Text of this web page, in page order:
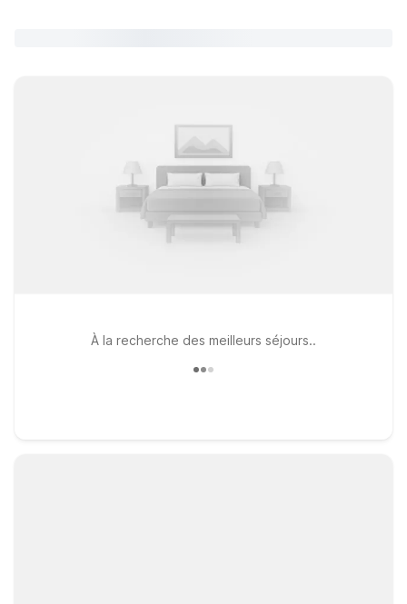
À la recherche des meilleurs séjours..